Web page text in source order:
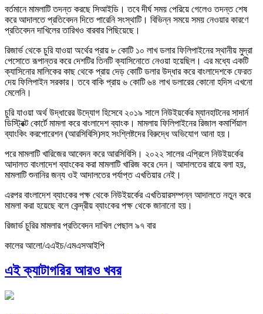
বর্তমানে মামলাটি তদন্ত করছে সিআইডি। তবে দীর্ঘ সময় পেরিয়ে গেলেও তদন্ত শেষ
করে আদালতে প্রতিবেদন দিতে পারেনি সংস্থাটি। বিভিন্ন সময়ে সময় নেওয়ার কারণে
প্রতিবেদন দাখিলের তারিখও বারবার পিছিয়েছে।
রিজার্ভ থেকে চুরি যাওয়া অর্থের প্রায় ৮ কোটি ১০ লাখ ডলার ফিলিপাইনের স্থানীয় মুদ্রা
পেসোতে রূপান্তর করে দেশটির তিনটি ক্যাসিনোতে নেওয়া হয়েছিল। এর মধ্যে একটি
ক্যাসিনোর মালিকের কাছ থেকে প্রায় দেড় কোটি ডলার উদ্ধার করে বাংলাদেশকে ফেরত
দেয় ফিলিপাইন সরকার। তবে বাকি প্রায় ৬ কোটি ৬৪ লাখ ডলারের কোনো হদিস এখনো
মেলেনি।
চুরি যাওয়া অর্থ উদ্ধারের উদ্যোগ হিসেবে ২০১৯ সালে নিউইয়র্কের ম্যানহাটনের সাদার্ন
ডিস্ট্রিক্ট কোর্টে মামলা করে বাংলাদেশ ব্যাংক। মামলায় ফিলিপাইনের রিজাল কমার্শিয়াল
ব্যাংকিং করপোরেশন (আরসিবিসি)সহ সংশ্লিষ্টদের বিরুদ্ধে অভিযোগ আনা হয়।
পরে মামলাটি খারিজের আবেদন করে আরসিবিসি। ২০২২ সালের এপ্রিলে নিউইয়র্কের
আদালত বাংলাদেশ ব্যাংকের করা মামলাটি খারিজ করে দেন। আদালতের রায়ে বলা হয়,
মামলাটি শুনানির জন্য ওই আদালতের পর্যাপ্ত এখতিয়ার নেই।
এরপর বাংলাদেশ ব্যাংকের পক্ষ থেকে নিউইয়র্কের এখতিয়ারসম্পন্ন আদালতে নতুন করে
মামলা করা হয়েছে বলে কেন্দ্রীয় ব্যাংকের পক্ষ থেকে জানানো হয়।
রিজার্ভ চুরির মামলার প্রতিবেদন দাখিল পেছাল ৯৭ বার
কালের আলো/এএইচ/এমএসআইপি
এই ক্যাটাগরির আরও খবর